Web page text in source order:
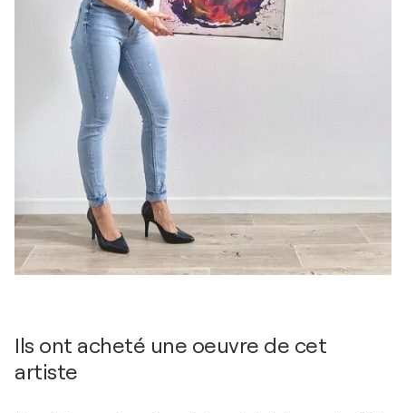
Ils ont acheté une oeuvre de cet
artiste